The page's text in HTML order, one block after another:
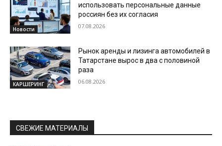
Новости
использовать персональные данные
россиян без их согласия
07.08.2026
КАРШЕРИНГ
Рынок аренды и лизинга автомобилей в
Татарстане вырос в два с половиной
раза
06.08.2026
СВЕЖИЕ МАТЕРИАЛЫ